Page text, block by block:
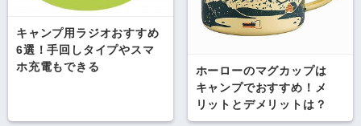
キャンプ用ラジオおすすめ
6選！手回しタイプやスマ
ホ充電もできる
ホーローのマグカップは
キャンプでおすすめ！メ
リットとデメリットは？